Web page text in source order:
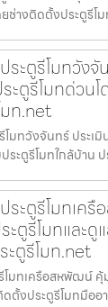
ช่างติดตั้งประตูรีโ
ระตูรีโมทวังจั
ตูรีโมทด่วน
ท.net
โมทวังจันทร์ ประเ
ระตูรีโมทใกล้บ้าน
ระตูรีโมทเ
ตูรีโมทและดู
ะตูรีโมท.net
โมทเครือสหพัฒน์
ตั้งประตูรีโมทมืออ